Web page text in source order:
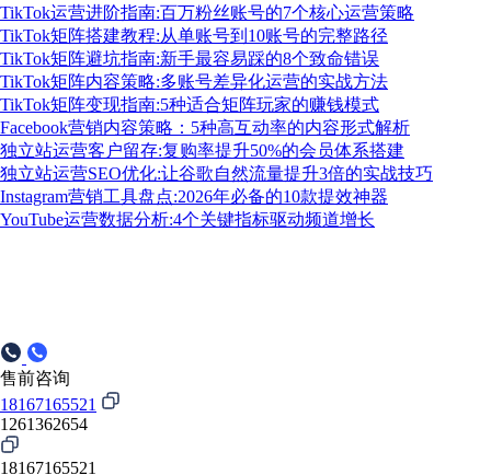
TikTok运营进阶指南:百万粉丝账号的7个核心运营策略
TikTok矩阵搭建教程:从单账号到10账号的完整路径
TikTok矩阵避坑指南:新手最容易踩的8个致命错误
TikTok矩阵内容策略:多账号差异化运营的实战方法
TikTok矩阵变现指南:5种适合矩阵玩家的赚钱模式
Facebook营销内容策略：5种高互动率的内容形式解析
独立站运营客户留存:复购率提升50%的会员体系搭建
独立站运营SEO优化:让谷歌自然流量提升3倍的实战技巧
Instagram营销工具盘点:2026年必备的10款提效神器
YouTube运营数据分析:4个关键指标驱动频道增长
售前咨询
18167165521
1261362654
18167165521